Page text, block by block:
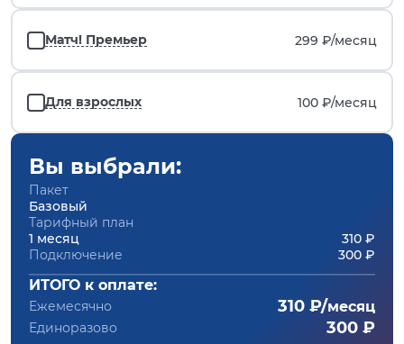
Матч! Премьер 299 ₽/месяц
Для взрослых 100 ₽/месяц
Вы выбрали:
Пакет
Базовый
Тарифный план
1 месяц
310 ₽
Подключение
300 ₽
ИТОГО к оплате:
Ежемесячно 310 ₽/месяц
Единоразово 300 ₽